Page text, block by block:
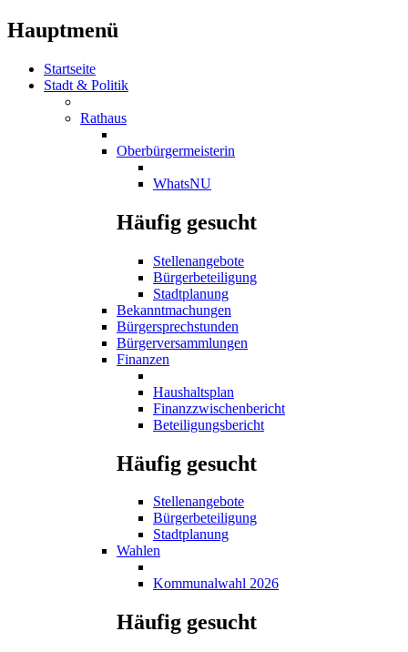
Hauptmenü
Startseite
Stadt & Politik
Rathaus
Oberbürgermeisterin
WhatsNU
Häufig gesucht
Stellenangebote
Bürgerbeteiligung
Stadtplanung
Bekanntmachungen
Bürgersprechstunden
Bürgerversammlungen
Finanzen
Haushaltsplan
Finanzzwischenbericht
Beteiligungsbericht
Häufig gesucht
Stellenangebote
Bürgerbeteiligung
Stadtplanung
Wahlen
Kommunalwahl 2026
Häufig gesucht